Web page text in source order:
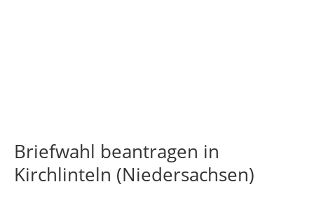
Briefwahl beantragen in
Kirchlinteln (Niedersachsen)